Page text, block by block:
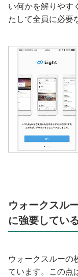
い何かを解りやす
たして全員に必要
ウォークスル
に強要している
ウォークスルーの
ています。この点